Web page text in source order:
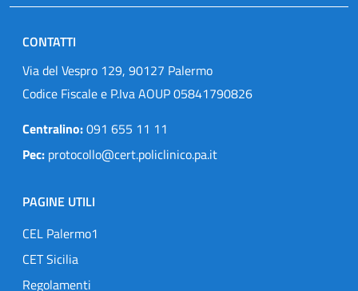
CONTATTI
Via del Vespro 129, 90127 Palermo
Codice Fiscale e P.Iva AOUP 05841790826
Centralino:091 655 11 11
Pec: protocollo@cert.policlinico.pa.it
PAGINE UTILI
CEL Palermo1
CET Sicilia
Regolamenti